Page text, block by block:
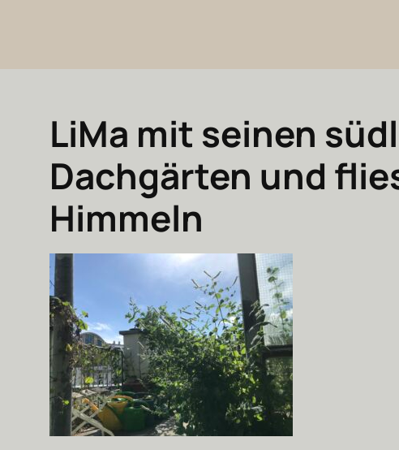
LiMa mit seinen
Dachgärten und
Himmeln